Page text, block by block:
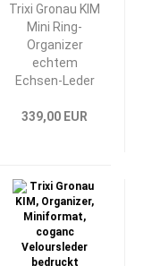
Trixi Gronau KIM
Mini Ring-
Organizer
echtem
Echsen-Leder
339,00 EUR